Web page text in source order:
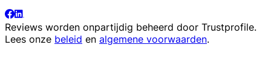
Reviews worden onpartijdig beheerd door Trustprofile.
Lees onze beleid en algemene voorwaarden.